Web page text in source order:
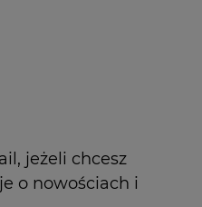
jeżeli chcesz
o nowościach i